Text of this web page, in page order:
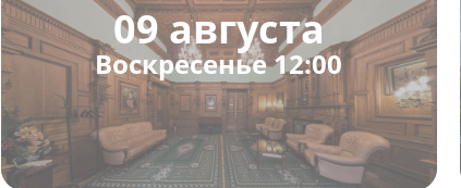
09 августа
Воскресенье 12:00